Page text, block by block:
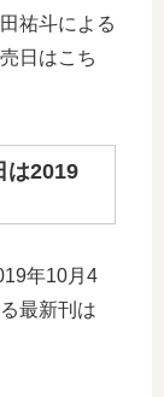
祐斗による
日はこち
は2019
年10月4
最新刊は